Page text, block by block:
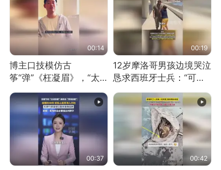
00:14
博主口技模仿古
筝“弹”《枉凝眉》，“太
像了～你是吃古筝长大的
吗？”“或将成为首位考级
不带古筝的选手。”（来
源：新华每日电讯）
00:19
12岁摩洛哥男孩边境哭泣
恳求西班牙士兵：“可不
可以不要把我遣返回国”
00:37 00:42